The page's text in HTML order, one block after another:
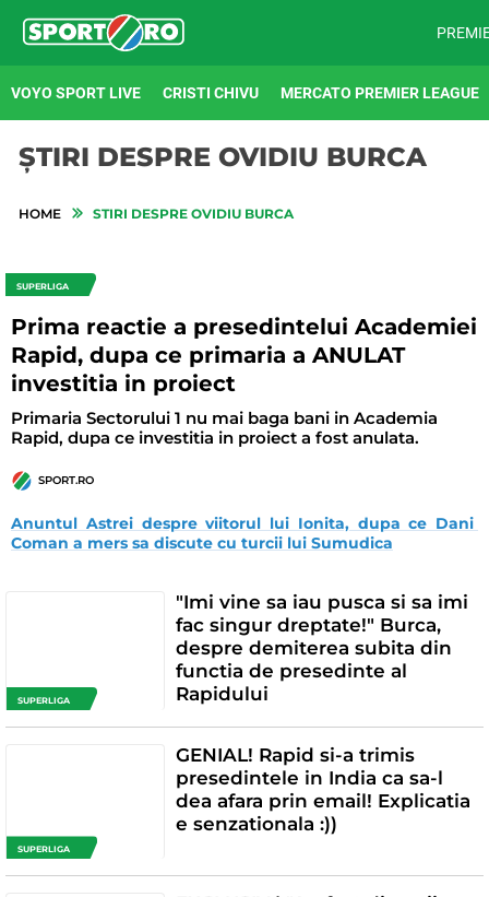
VOYO SPORT LIVE CRISTI CHIVU MERCATO PREMIER LEAGUE
ȘTIRI DESPRE OVIDIU BURCA
HOME STIRI DESPRE OVIDIU BURCA
SUPERLIGA
Prima reactie a presedintelui Academiei
Rapid, dupa ce primaria a ANULAT
investitia in proiect
Primaria Sectorului 1 nu mai baga bani in Academia
Rapid, dupa ce investitia in proiect a fost anulata.
SPORT.RO
Anuntul Astrei despre viitorul lui Ionita, dupa ce Dani
Coman a mers sa discute cu turcii lui Sumudica
SUPERLIGA
"Imi vine sa iau pusca si sa imi
fac singur dreptate!" Burca,
despre demiterea subita din
functia de presedinte al
Rapidului
SUPERLIGA
GENIAL! Rapid si-a trimis
presedintele in India ca sa-l
dea afara prin email! Explicatia
e senzationala :))